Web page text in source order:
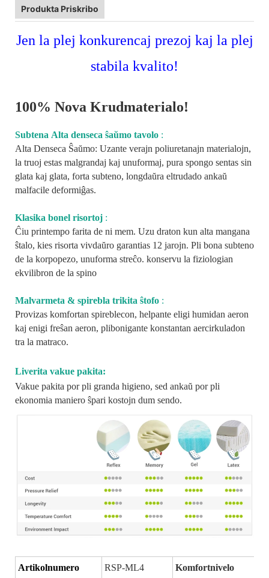
Produkta Priskribo
Jen la plej konkurencaj prezoj kaj la plej
stabila kvalito!
100% Nova Krudmaterialo!
Subtena Alta denseca ŝaŭmo tavolo :
Alta Denseca Ŝaŭmo: Uzante verajn poliuretanajn materialojn,
la truoj estas malgrandaj kaj unuformaj, pura spongo sentas sin
glata kaj glata, forta subteno, longdaŭra eltrudado ankaŭ
malfacile deformiĝas.
Klasika bonel risortoj :
Ĉiu printempo farita de ni mem. Uzu draton kun alta mangana
ŝtalo, kies risorta vivdaŭro garantias 12 jarojn. Pli bona subteno
de la korpopezo, unuforma streĉo. konservu la fiziologian
ekvilibron de la spino
Malvarmeta & spirebla trikita ŝtofo :
Provizas komfortan spireblecon, helpante eligi humidan aeron
kaj enigi freŝan aeron, plibonigante konstantan aercirkuladon
tra la matraco.
Liverita vakue pakita:
Vakue pakita por pli granda higieno, sed ankaŭ por pli
ekonomia maniero ŝpari kostojn dum sendo.
Artikolnumero RSP-ML4 Komfortnivelo